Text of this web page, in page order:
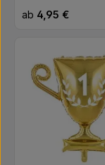
Regulärer Preis:
ab 4,95 €